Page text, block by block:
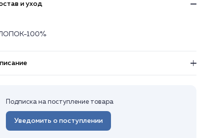
и уход
100%
Подписка на поступление товара
Уведомить о поступлении